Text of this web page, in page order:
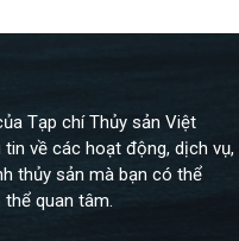
Tạp chí Thủy sản Việt
về các hoạt động, dịch vụ,
thủy sản mà bạn có thể
quan tâm.